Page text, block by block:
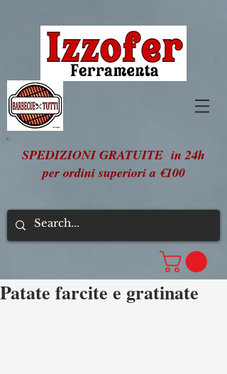
SPEDIZIONI GRATUITE in 24h
per ordini superiori a €100
Patate farcite e gratinate